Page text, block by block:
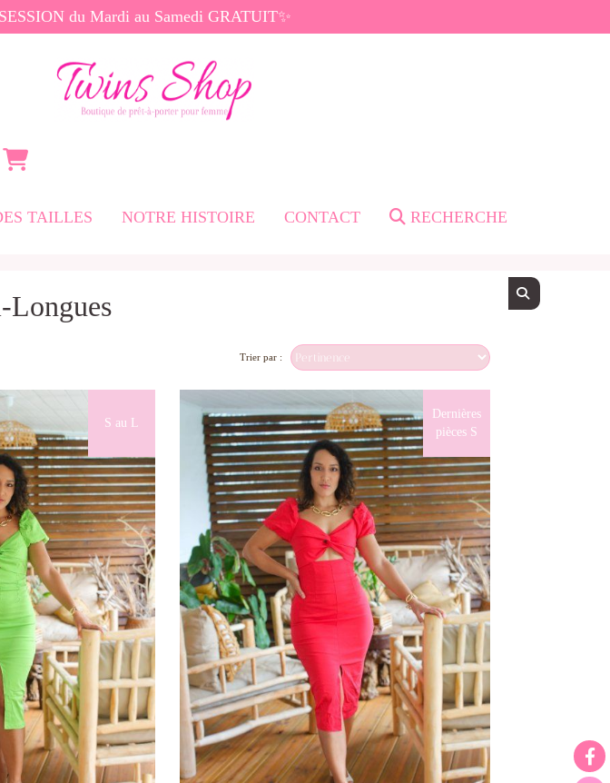
du Mardi au Samedi GRATUIT✨
TAILLES NOTRE HISTOIRE CONTACT RECHERCHE
Longues
Trier par :
S au L
Dernières
pièces S